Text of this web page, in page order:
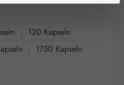
120 Kapseln
1750 Kapseln
den gewünschten